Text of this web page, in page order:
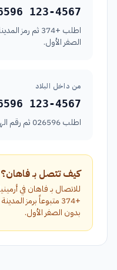
123-4567
الصفر الأول.
من داخل البلاد
123-4567
اطلب 026596 ثم رقم الهاتف.
كيف تتصل بـ فاهان؟
للاتصال بـ فاهان في
بدون الصفر الأول.